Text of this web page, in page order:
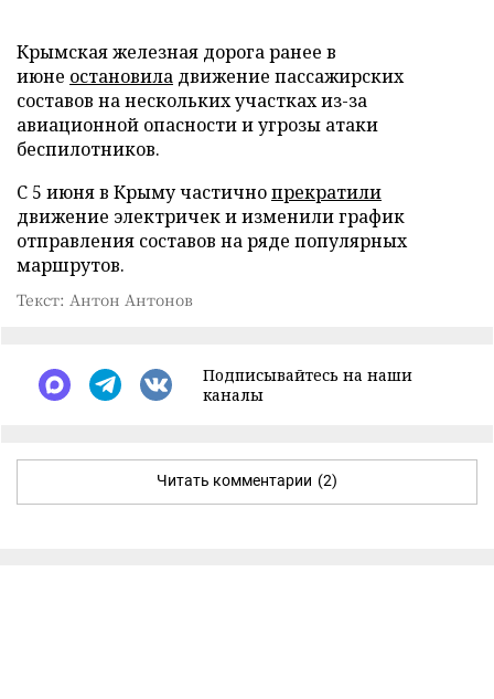
Крымская железная дорога ранее в
июне остановила движение пассажирских
составов на нескольких участках из-за
авиационной опасности и угрозы атаки
беспилотников.
С 5 июня в Крыму частичнопрекратили
движение электричек и изменили график
отправления составов на ряде популярных
маршрутов.
Текст: Антон Антонов
Подписывайтесь на наши
каналы
Читать комментарии (2)